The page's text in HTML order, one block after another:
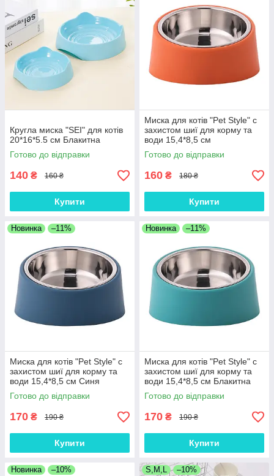
Кругла миска "SEI" для котів
20*16*5.5 см Блакитна
Готово до відправки
140 ₴ 160 ₴
Купити
Миска для котів "Pet Style" с
захистом шиї для корму та
води 15,4*8,5 см
Помаранчева
Готово до відправки
160 ₴ 180 ₴
Купити
Новинка –11%
Миска для котів "Pet Style" с
захистом шиї для корму та
води 15,4*8,5 см Синя
Готово до відправки
170 ₴ 190 ₴
Купити
Новинка –11%
Миска для котів "Pet Style" с
захистом шиї для корму та
води 15,4*8,5 см Блакитна
Готово до відправки
170 ₴ 190 ₴
Купити
Новинка –10% S,M,L –10%